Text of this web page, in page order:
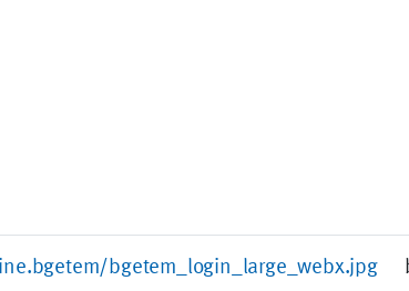
bgetem_login_large_webx.jpg